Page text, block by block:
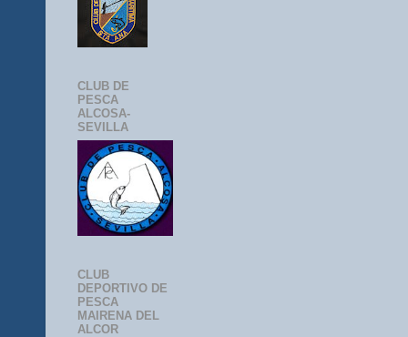
CLUB DE
PESCA
ALCOSA-
SEVILLA
CLUB
DEPORTIVO DE
PESCA
MAIRENA DEL
ALCOR